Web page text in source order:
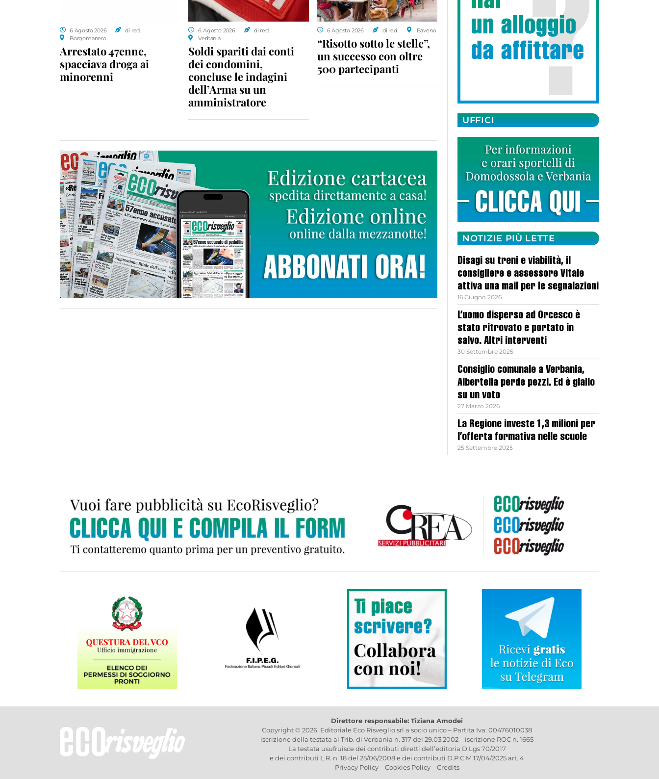
6 Agosto 2026
di red.
Borgomanero
Arrestato 47enne,
spacciava droga ai
minorenni
6 Agosto 2026
di red.
Verbania
Soldi spariti dai conti
dei condomini,
concluse le indagini
dell’Arma su un
amministratore
6 Agosto 2026 di red. Baveno
“Risotto sotto le stelle”,
un successo con oltre
500 partecipanti
UFFICI
NOTIZIE PIÙ LETTE
Disagi su treni e viabilità, il
consigliere e assessore Vitale
attiva una mail per le segnalazioni
16 Giugno 2026
L’uomo disperso ad Orcesco è
stato ritrovato e portato in
salvo. Altri interventi
30 Settembre 2025
Consiglio comunale a Verbania,
Albertella perde pezzi. Ed è giallo
su un voto
27 Marzo 2026
La Regione investe 1,3 milioni per
l’offerta formativa nelle scuole
25 Settembre 2025
Direttore responsabile: Tiziana Amodei
Copyright © 2026, Editoriale Eco Risveglio srl a socio unico – Partita Iva: 00476010038
iscrizione della testata al Trib. di Verbania n. 317 del 29.03.2002 – iscrizione ROC n. 1665
La testata usufruisce dei contributi diretti dell’editoria D.Lgs 70/2017
e dei contributi L.R. n. 18 del 25/06/2008 e dei contributi D.P.C.M 17/04/2025 art. 4
Privacy Policy–Cookies Policy–Credits